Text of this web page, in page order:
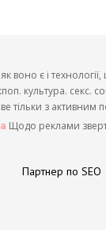
воно є і
культура. секс.
тільки з активним
Щодо реклами
Партнер по SEO